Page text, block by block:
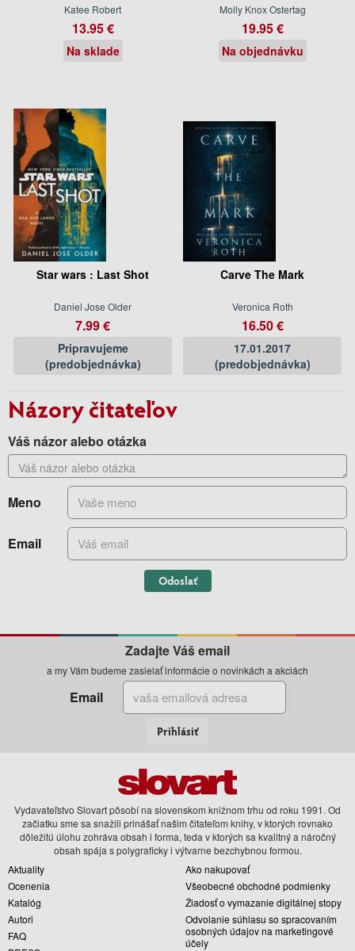
Katee Robert
13.95 €
Na sklade
Molly Knox Ostertag
19.95 €
Na objednávku
Star wars : Last Shot
Daniel Jose Older
7.99 €
Pripravujeme
(predobjednávka)
Carve The Mark
Veronica Roth
16.50 €
17.01.2017
(predobjednávka)
Názory čitateľov
Váš názor alebo otázka
Meno
Email
Odoslať
Zadajte Váš email
a my Vám budeme zasielať informácie o novinkách a akciách
Email
Prihlásiť
Vydavateľstvo Slovart pôsobí na slovenskom knižnom trhu od roku 1991. Od
začiatku sme sa snažili prinášať našim čitateľom knihy, v ktorých rovnako
dôležitú úlohu zohráva obsah i forma, teda v ktorých sa kvalitný a náročný
obsah spája s polygraficky i výtvarne bezchybnou formou.
Aktuality
Ocenenia
Katalóg
Autori
FAQ
Ako nakupovať
Všeobecné obchodné podmienky
Žiadosť o vymazanie digitálnej stopy
Odvolanie súhlasu so spracovaním
osobných údajov na marketingové
účely